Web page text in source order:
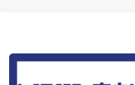
content